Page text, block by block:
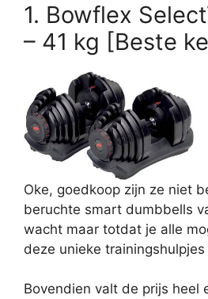
1. Bowflex
– 41 kg [Beste
Oke, goedkoop zijn ze niet
beruchte smart dumbbells
wacht maar totdat je alle
deze unieke
Bovendien valt de prijs heel